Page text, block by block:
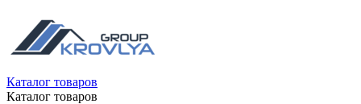
Каталог товаров
Каталог товаров